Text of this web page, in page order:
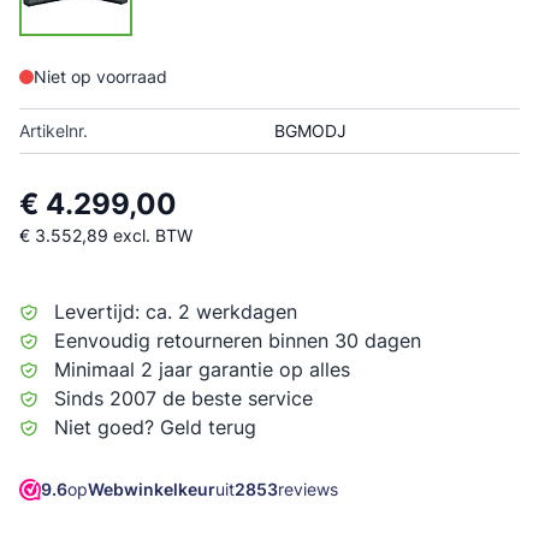
Niet op voorraad
Artikelnr. BGMODJ
€ 4.299,00
€ 3.552,89 excl. BTW
Levertijd: ca. 2 werkdagen
Eenvoudig retourneren binnen 30 dagen
Minimaal 2 jaar garantie op alles
Sinds 2007 de beste service
Niet goed? Geld terug
9.6opWebwinkelkeuruit2853reviews